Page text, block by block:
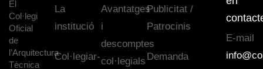
El
Col·legi
Oficial
de
l’Arquitectura
Tècnica
La
institució
Col·legiar-
Avantatges
i
descomptes
col·legials
Publicitat /
Patrocinis
Demanda
E-mail